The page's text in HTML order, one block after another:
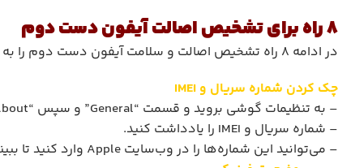
8 راه برای تشخیص اصالت آیفون دست دوم
در ادامه 8 راه تشخیص اصالت و سلامت آیفون دست دوم را به شما آموزش میدهیم ازین مرحله مهم در خرید غافل نشوید. در اینجا چند نکته کلیدی برای انجام این کار آورده شده است:
چک کردن شماره سریال و IMEI
– به تنظیمات گوشی بروید و قسمت “General” و سپس “About” را انتخاب کنید.
– شماره سریال و IMEI را یادداشت کنید.
– می‌توانید این شماره‌ها را در وب‌سایت Apple وارد کنید تا ببینید گوشی ثبت شده است یا خیر و اطلاعاتی درباره وضعیت گارانتی آن دریافت کنید.